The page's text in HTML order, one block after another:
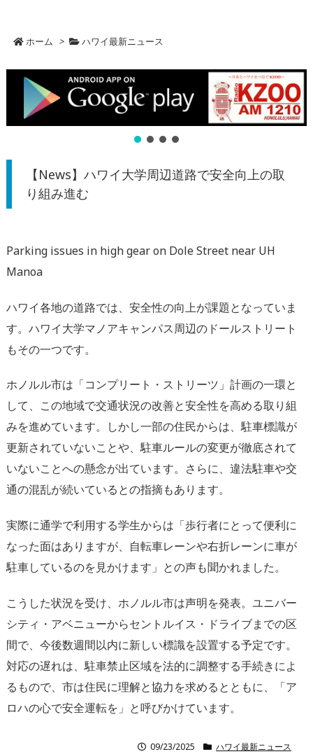
ホーム > ハワイ最新ニュース
【News】ハワイ大学周辺道路で安全向上の取
り組み進む
Parking issues in high gear on Dole Street near UH
Manoa
ハワイ各地の道路では、安全性の向上が課題となっていま
す。ハワイ大学マノアキャンパス周辺のドールストリート
もその一つです。
ホノルル市は「コンプリート・ストリーツ」計画の一環と
して、この地域で交通状況の改善と安全性を高める取り組
みを進めています。しかし一部の住民からは、駐車標識が
更新されていないことや、駐車ルールの変更が徹底されて
いないことへの懸念が出ています。さらに、違法駐車や交
通の混乱が続いているとの指摘もあります。
実際に通学で利用する学生からは「歩行者にとって便利に
なった面はありますが、自転車レーンや右折レーンに車が
駐車しているのを見かけます」との声も聞かれました。
こうした状況を受け、ホノルル市は声明を発表。ユニバー
シティ・アベニューからセントルイス・ドライブまでの区
間で、今後数週間以内に新しい標識を設置する予定です。
対応の遅れは、駐車禁止区域を法的に調整する手続きによ
るもので、市は住民に理解と協力を求めるとともに、「ア
ロハの心で安全運転を」と呼びかけています。
09/23/2025 ハワイ最新ニュース